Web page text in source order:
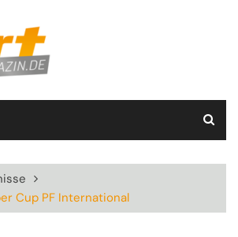
Cup PF International